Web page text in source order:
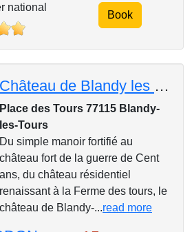
national
Book
Château de Blandy les Tours ***
Place des Tours 77115 Blandy-
les-Tours
Du simple manoir fortifié au
château fort de la guerre de Cent
ans, du château résidentiel
renaissant à la Ferme des tours, le
château de Blandy-...read more